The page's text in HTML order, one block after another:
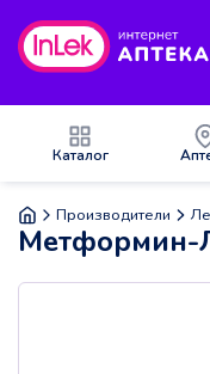
Каталог
Производители
Метформин-